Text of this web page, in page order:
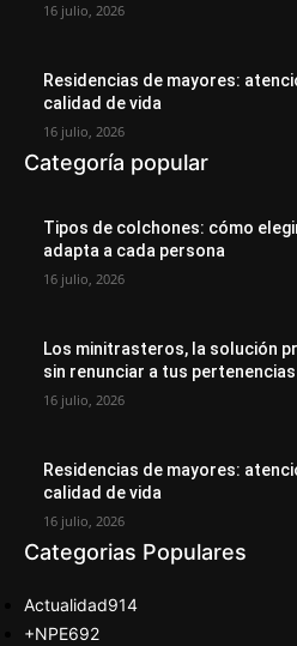
16 julio, 2026
Residencias de mayores:
calidad de vida
16 julio, 2026
Categoría popular
Tipos de colchones: cómo
adapta a cada persona
16 julio, 2026
Los minitrasteros, la solución
sin renunciar a tus pertenencias
16 julio, 2026
Residencias de mayores:
calidad de vida
16 julio, 2026
Categorias Populares
Actualidad914
+NPE692